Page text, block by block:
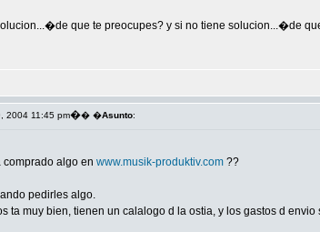
que te preocupes? y si no tiene solucion...�de
2004 11:45 pm�� �Asunto:
algo en www.musik-produktiv.com ??
pedirles algo.
ta muy bien, tienen un calalogo d la ostia, y los gastos d